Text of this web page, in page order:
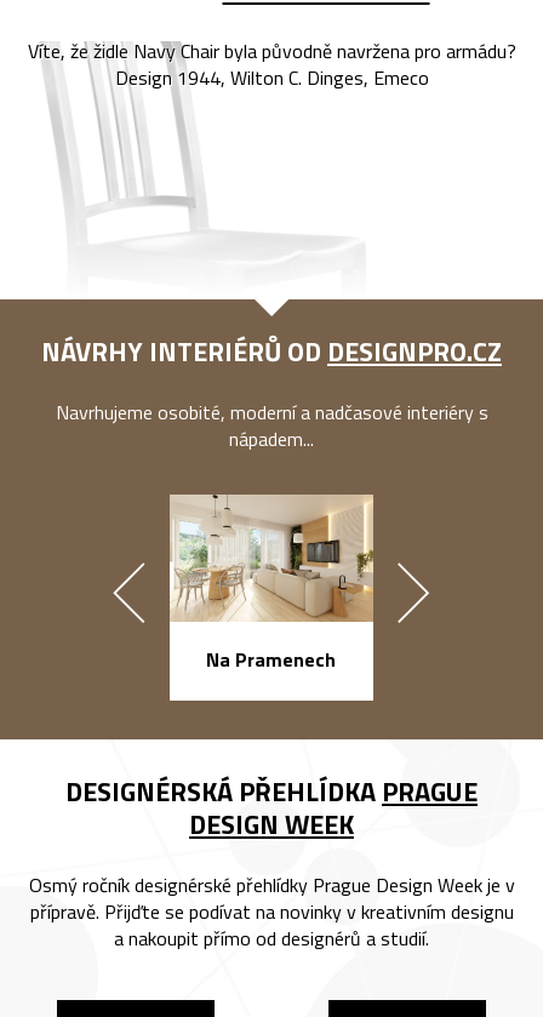
Víte, že židle Navy Chair byla původně navržena pro armádu?
Design 1944, Wilton C. Dinges, Emeco
NÁVRHY INTERIÉRŮ OD DESIGNPRO.CZ
Navrhujeme osobité, moderní a nadčasové interiéry s
nápadem...
Na Pramenech
DESIGNÉRSKÁ PŘEHLÍDKA PRAGUE
DESIGN WEEK
Osmý ročník designérské přehlídky Prague Design Week je v
přípravě. Přijďte se podívat na novinky v kreativním designu
a nakoupit přímo od designérů a studií.